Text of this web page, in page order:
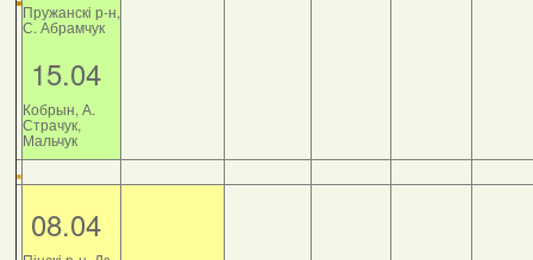
Пружанскі р-н,
С. Абрамчук
15.04
Кобрын, А.
Страчук,
Мальчук
08.04